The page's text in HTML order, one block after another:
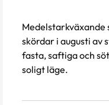
skördar i augusti av
fasta, saftiga och
soligt läge.